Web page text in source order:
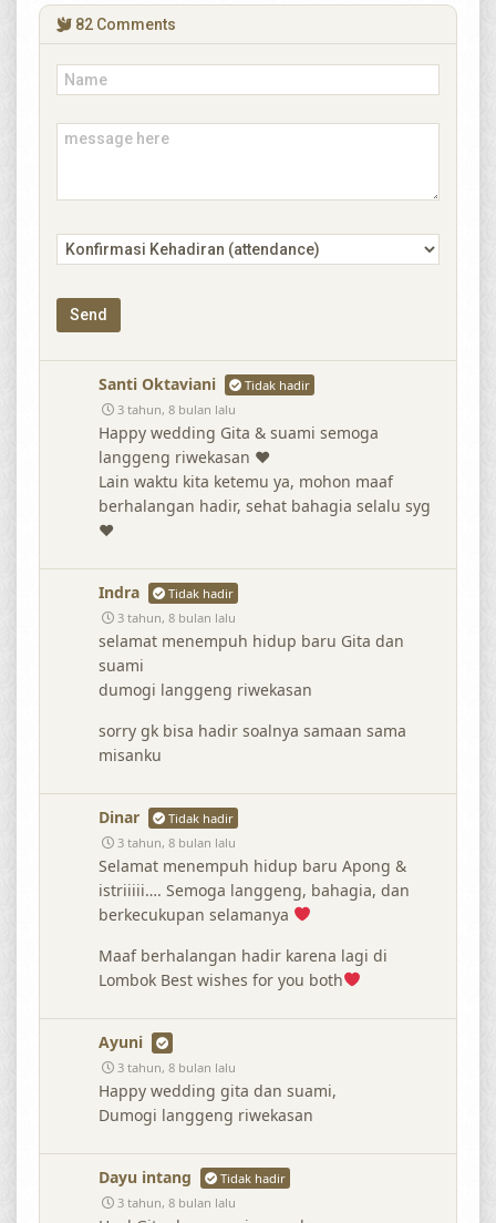
Kpd Bpk/Ibu/Saudara/i
Mohon maaf apabila ada kesalahan penulisan nama
82 Comments
Santi Oktaviani
Tidak hadir
3 tahun, 8 bulan lalu
Happy wedding Gita & suami semoga
langgeng riwekasan ♥️️
Lain waktu kita ketemu ya, mohon maaf
berhalangan hadir, sehat bahagia selalu syg
♥️
Indra
Tidak hadir
3 tahun, 8 bulan lalu
selamat menempuh hidup baru Gita dan
suami
dumogi langgeng riwekasan
sorry gk bisa hadir soalnya samaan sama
misanku
Dinar
Tidak hadir
3 tahun, 8 bulan lalu
Selamat menempuh hidup baru Apong &
istriiiii…. Semoga langgeng, bahagia, dan
berkecukupan selamanya
Maaf berhalangan hadir karena lagi di
Lombok Best wishes for you both
Ayuni
3 tahun, 8 bulan lalu
Happy wedding gita dan suami,
Dumogi langgeng riwekasan
Dayu intang
Tidak hadir
3 tahun, 8 bulan lalu